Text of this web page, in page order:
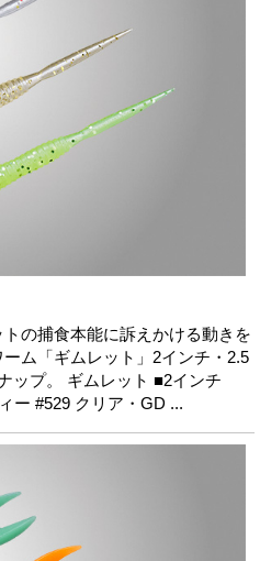
の捕食本能に訴えかける動きを
ム「ギムレット」2インチ・2.5
ップ。 ギムレット ■2インチ
ー #529 クリア・GD ...